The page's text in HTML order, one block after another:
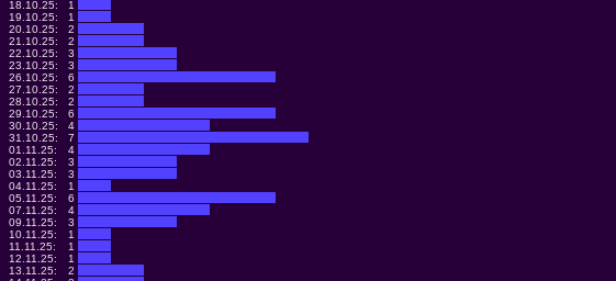
18.10.25:
1
19.10.25:
1
20.10.25:
2
21.10.25:
2
22.10.25:
3
23.10.25:
3
26.10.25:
6
27.10.25:
2
28.10.25:
2
29.10.25:
6
30.10.25:
4
31.10.25:
7
01.11.25:
4
02.11.25:
3
03.11.25:
3
04.11.25:
1
05.11.25:
6
07.11.25:
4
09.11.25:
3
10.11.25:
1
11.11.25:
1
12.11.25:
1
13.11.25:
2